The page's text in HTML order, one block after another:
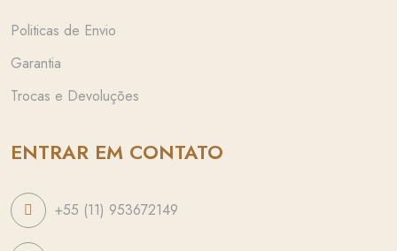
Politicas de Envio
Garantia
Trocas e Devoluções
ENTRAR EM CONTATO
+55 (11) 953672149